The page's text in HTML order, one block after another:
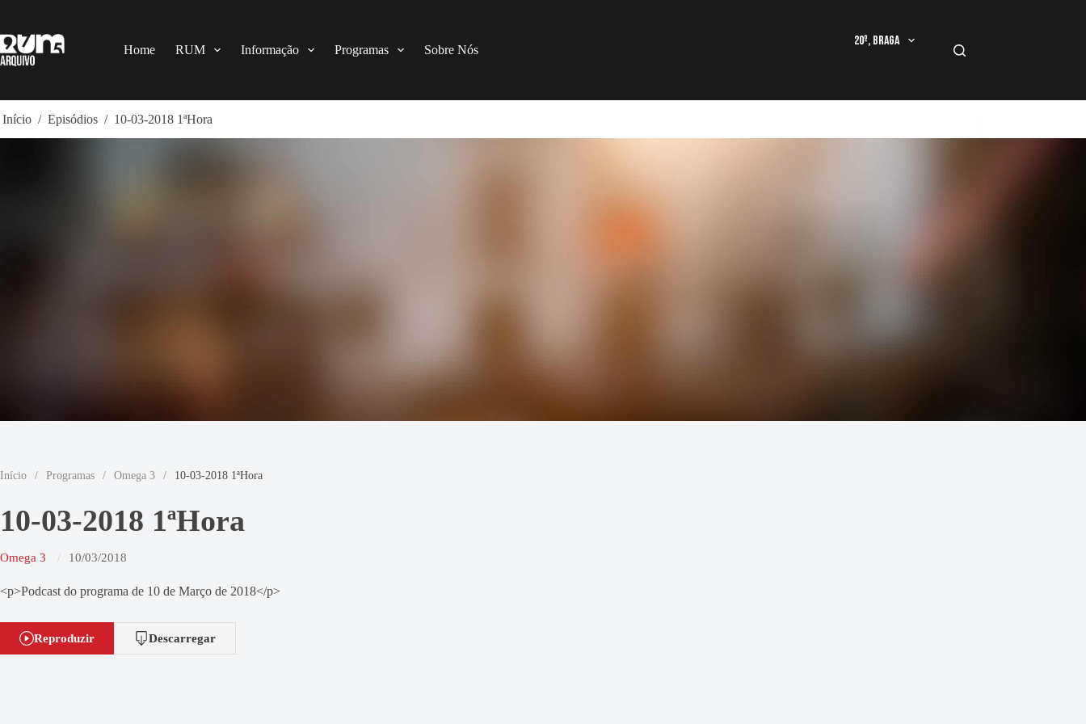
o
conteúdo
Home RUM Informação Programas Sobre Nós
20º, Braga
Início / Episódios / 10-03-2018 1ªHora
Início / Programas / Omega 3 / 10-03-2018 1ªHora
10-03-2018 1ªHora
Omega 3 10/03/2018
<p>Podcast do programa de 10 de Março de 2018</p>
Reproduzir Descarregar